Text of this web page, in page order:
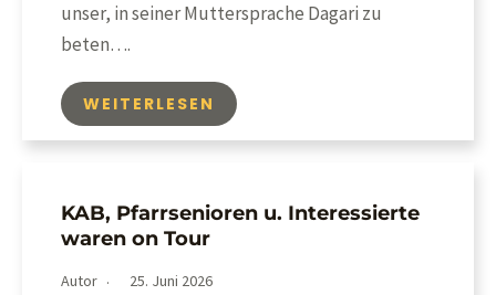
unser, in seiner Muttersprache Dagari zu
beten….
WEITERLESEN
KAB, Pfarrsenioren u. Interessierte
waren on Tour
Autor 25. Juni 2026